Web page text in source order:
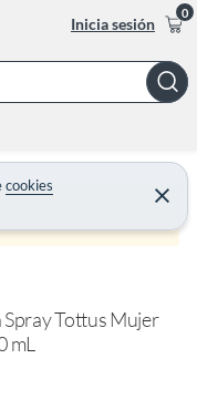
Inicia sesión
0
cookies
C
e
r
Tottus Mujer
mL